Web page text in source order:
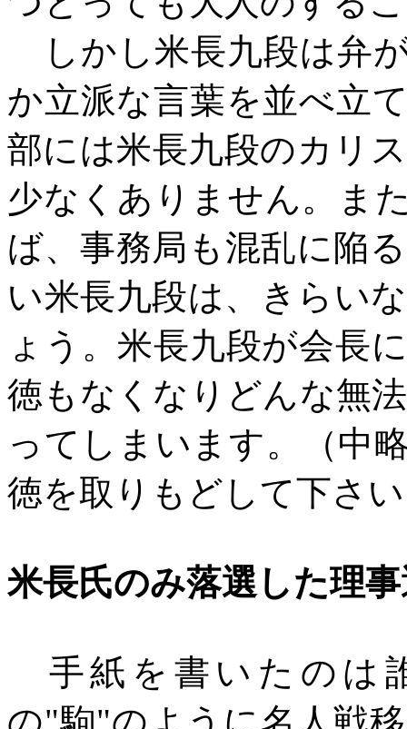
しかし米長九段は弁
か立派な言葉を並べ立
部には米長九段のカリ
少なくありません。ま
ば、事務局も混乱に陥
い米長九段は、きらい
ょう。米長九段が会長
徳もなくなりどんな無
ってしまいます。（中
徳を取りもどして下さ
米長氏のみ落選した理
手紙を書いたのは